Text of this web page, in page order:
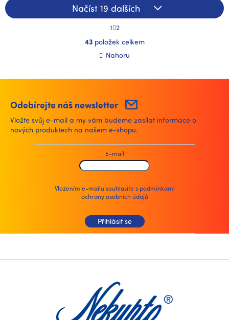
v
l
í
p
r
v
k
y
v
ý
i
s
Načíst 19 dalších
S
t
r
á
n
í
1 2
43položek celkem
Nahoru
Odebírejte náš newsletter
Vložte svůj e-mail a my vám budeme zasílat informace o
nových produktech na našem e-shopu.
E-mail
Vložením e-mailu souhlasíte spodmínkami
ochrany osobních údajů
Přihlásit se
Z
p